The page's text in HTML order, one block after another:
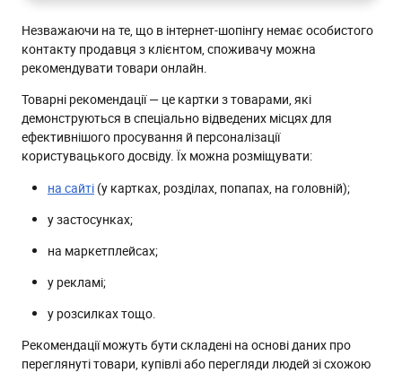
2. Welcome-ланцюжки із особистими рекомендаціями
3. Покинуті перегляди з рекомендаційним блоком
5. Листи про замовлення
6. Замовлення доставлено
8. Тригерні розсилки з подякою
9. Знижка на переглянутий чи залишений у кошику
Товарні рекомендації в eSputnik
Автоматичні добірки товарів на основі рекомендаційних
Рекомендації товарів у наявності / на складі
Незважаючи на те, що в інтернет-шопінгу немає особистого
контакту продавця з клієнтом, споживачу можна
рекомендувати товари онлайн.
Товарні рекомендації — це картки з товарами, які
демонструються в спеціально відведених місцях для
ефективнішого просування й персоналізації
користувацького досвіду. Їх можна розміщувати:
на сайті (у картках, розділах, попапах, на головній);
у застосунках;
на маркетплейсах;
у рекламі;
у розсилках тощо.
Рекомендації можуть бути складені на основі даних про
переглянуті товари, купівлі або перегляди людей зі схожою